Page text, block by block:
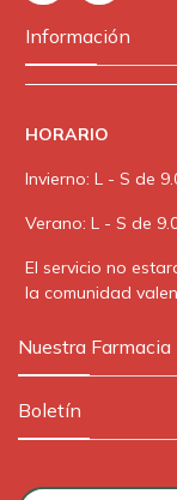
Información
HORARIO
Invierno: L - S de
Verano: L - S de
El servicio no
la comunidad
Nuestra Farmacia
Boletín